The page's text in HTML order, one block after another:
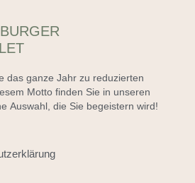
das ganze Jahr zu reduzierten
Motto finden Sie in unseren
Auswahl, die Sie begeistern wird!